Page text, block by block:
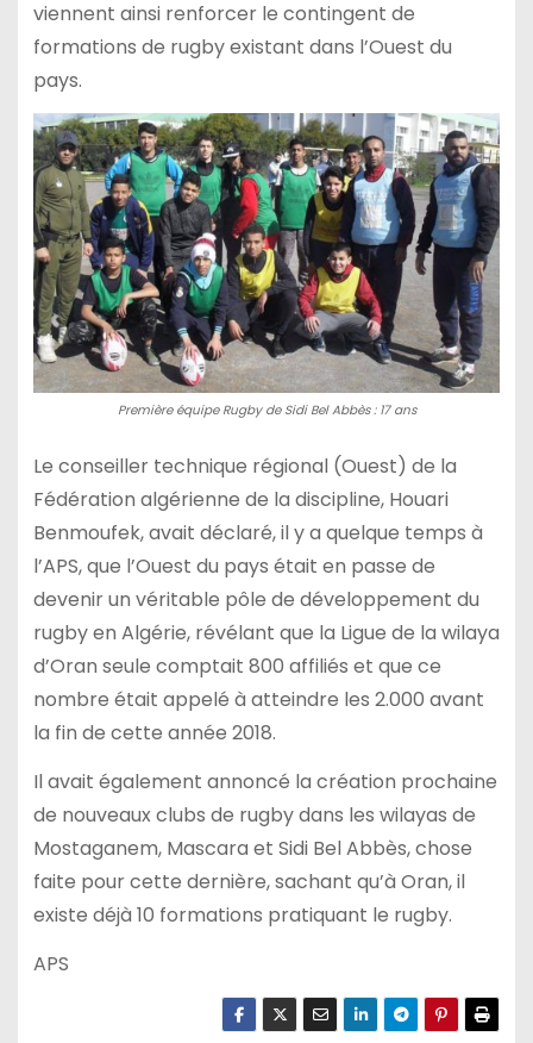
viennent ainsi renforcer le contingent de
formations de rugby existant dans l’Ouest du
pays.
Première équipe Rugby de Sidi Bel Abbès : 17 ans
Le conseiller technique régional (Ouest) de la
Fédération algérienne de la discipline, Houari
Benmoufek, avait déclaré, il y a quelque temps à
l’APS, que l’Ouest du pays était en passe de
devenir un véritable pôle de développement du
rugby en Algérie, révélant que la Ligue de la wilaya
d’Oran seule comptait 800 affiliés et que ce
nombre était appelé à atteindre les 2.000 avant
la fin de cette année 2018.
Il avait également annoncé la création prochaine
de nouveaux clubs de rugby dans les wilayas de
Mostaganem, Mascara et Sidi Bel Abbès, chose
faite pour cette dernière, sachant qu’à Oran, il
existe déjà 10 formations pratiquant le rugby.
APS